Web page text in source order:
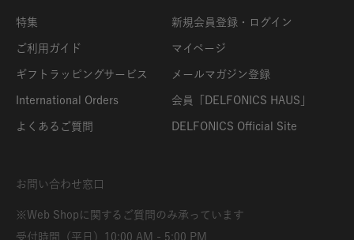
特集
ご利用ガイド
ギフトラッピングサービス
International Orders
よくあるご質問
新規会員登録・ログイン
マイページ
メールマガジン登録
会員「DELFONICS HAUS」
DELFONICS Official Site
お問い合わせ窓口
※Web Shopに関するご質問のみ承っています
受付時間（平日）10:00 AM - 5:00 PM